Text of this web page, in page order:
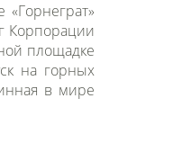
Корпорации
площадке
на горных
в мире